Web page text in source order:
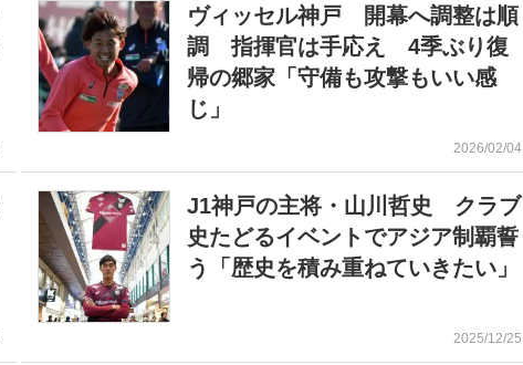
ヴィッセル神戸 開幕へ調整は順
調 指揮官は手応え 4季ぶり復
帰の郷家「守備も攻撃もいい感
じ」
2026/02/04
J1神戸の主将・山川哲史 クラブ
史たどるイベントでアジア制覇誓
う「歴史を積み重ねていきたい」
2025/12/25